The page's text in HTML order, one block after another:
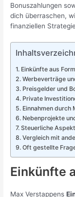
Bonuszahlungen
dich überraschen,
finanziellen
Einkünfte aus
Werbeverträge
Preisgelder und
Private
Einnahmen durch
Nebenprojekte
Steuerliche
Vergleich mit
Oft gestellte
Einkünfte
Max Verstappens